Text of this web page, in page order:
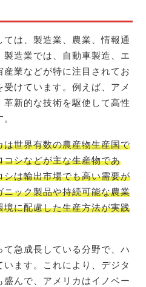
は、製造業、農業、情報通
造業では、自動車製造、エ
業などが特に注目されてお
けています。例えば、アメ
革新的な技術を駆使して高性
世界有数の農産物生産国で
シなどが主な生産物であ
は輸出市場でも高い需要が
ック製品や持続可能な農業
に配慮した生産方法が実践
急成長している分野で、ハ
ます。これにより、デジタ
んで、アメリカはイノベー